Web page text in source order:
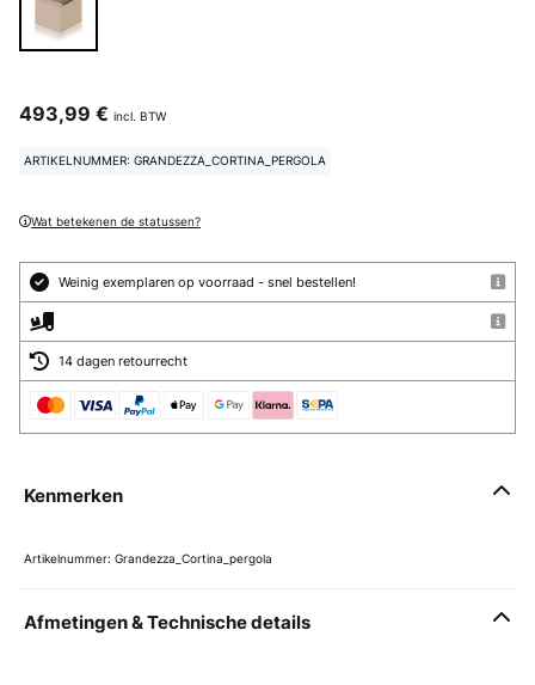
493,99 € incl. BTW
ARTIKELNUMMER: GRANDEZZA_CORTINA_PERGOLA
Wat betekenen de statussen?
Weinig exemplaren op voorraad - snel bestellen!
14 dagen retourrecht
Kenmerken
Artikelnummer: Grandezza_Cortina_pergola
Afmetingen & Technische details